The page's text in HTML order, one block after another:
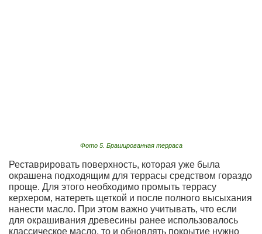
Фото 5. Брашированная терраса
Реставрировать поверхность, которая уже была
окрашена подходящим для террасы средством гораздо
проще. Для этого необходимо промыть террасу
керхером, натереть щеткой и после полного высыхания
нанести масло. При этом важно учитывать, что если
для окрашивания древесины ранее использовалось
классическое масло, то и обновлять покрытие нужно